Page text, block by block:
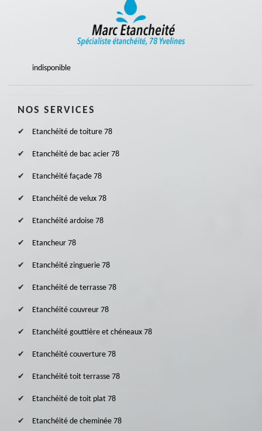
indisponible
NOS SERVICES
Etanchéité de toiture 78
Etanchéité de bac acier 78
Etanchéité façade 78
Etanchéité de velux 78
Etanchéité ardoise 78
Etancheur 78
Etanchéité zinguerie 78
Etanchéité de terrasse 78
Etanchéité couvreur 78
Etanchéité gouttière et chéneaux 78
Etanchéité couverture 78
Etanchéité toit terrasse 78
Etanchéité de toit plat 78
Etanchéité de cheminée 78